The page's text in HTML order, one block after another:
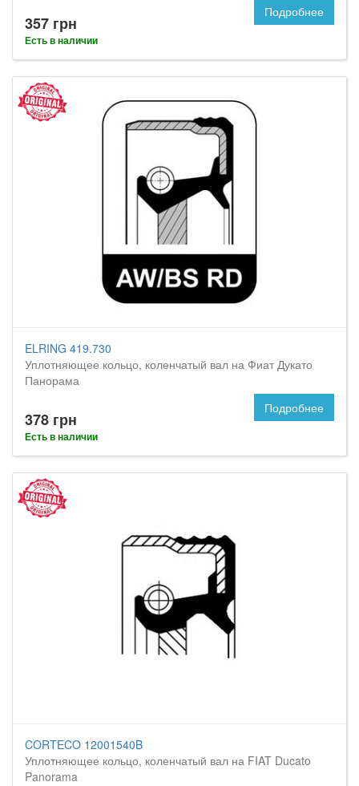
357 грн
Есть в наличии
Подробнее
ELRING 419.730
Уплотняющее кольцо, коленчатый вал на Фиат Дукато
Панорама
378 грн
Есть в наличии
Подробнее
CORTECO 12001540B
Уплотняющее кольцо, коленчатый вал на FIAT Ducato
Panorama